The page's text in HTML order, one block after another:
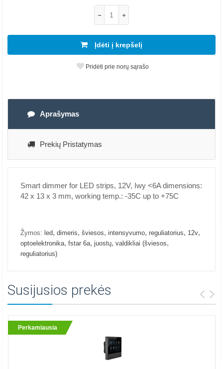
Įdėti į krepšelį
Pridėti prie norų sąrašo
Aprašymas
Prekių Pristatymas
Smart dimmer for LED strips, 12V, Iwy <6A dimensions:
42 x 13 x 3 mm, working temp.: -35C up to +75C
Žymos: led, dimeris, šviesos, intensyvumo, reguliatorius, 12v,
optoelektronika, fstar 6a, juostų, valdikliai (šviesos,
reguliatorius)
Susijusios prekės
Perkamiausia